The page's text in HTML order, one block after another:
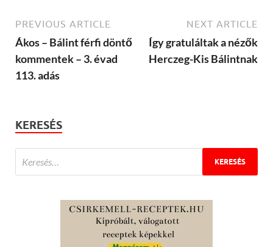
PREVIOUS ARTICLE
Ákos – Bálint férfi döntő
kommentek – 3. évad
113. adás
NEXT ARTICLE
Így gratuláltak a nézők
Herczeg-Kis Bálintnak
KERESÉS